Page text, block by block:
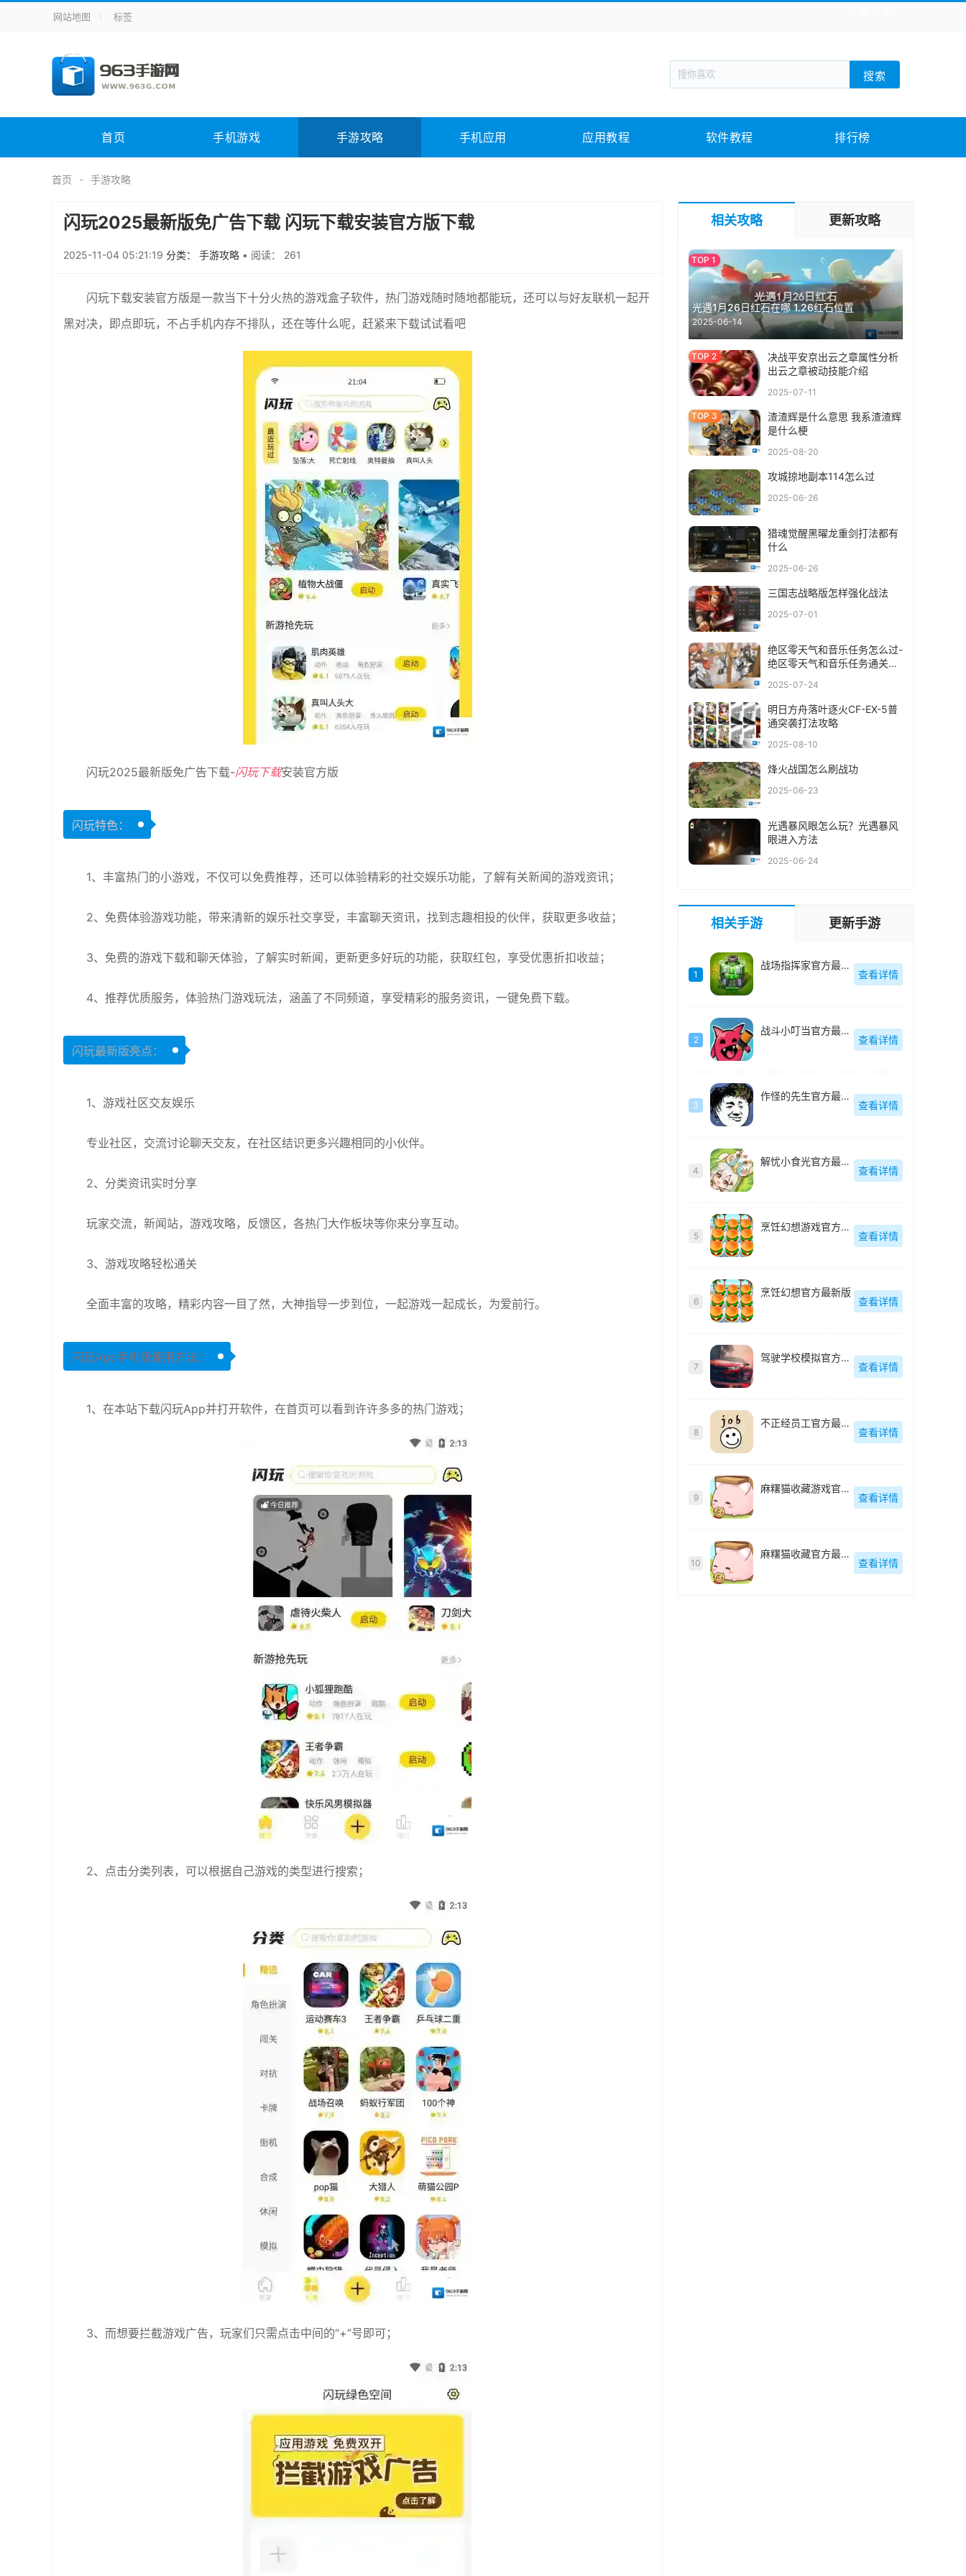
手机应用 新闻阅读 旅游出行 生活实用
手机游戏 体育竞技 战棋游戏 枪战射击 模拟经营
电脑软件 其它类别 图形软件 安全相关 应用软件 影音软件 插件下载 教育教学 游戏娱乐 系统软件 素材下载
未分类 综合其它
网站地图 标签
搜索
首页 手机游戏 手游攻略 手机应用 应用教程 软件教程 排行榜
首页 手游攻略
闪玩2025最新版免广告下载 闪玩下载安装官方版下载
2025-11-04 05:21:19 分类： 手游攻略 • 阅读： 261
闪玩下载安装官方版是一款当下十分火热的游戏盒子软件，热门游戏随时随地都能玩，还可以与好友联机一起开
黑对决，即点即玩，不占手机内存不排队，还在等什么呢，赶紧来下载试试看吧
闪玩2025最新版免广告下载-闪玩下载安装官方版
闪玩特色：
1、丰富热门的小游戏，不仅可以免费推荐，还可以体验精彩的社交娱乐功能，了解有关新闻的游戏资讯；
2、免费体验游戏功能，带来清新的娱乐社交享受，丰富聊天资讯，找到志趣相投的伙伴，获取更多收益；
3、免费的游戏下载和聊天体验，了解实时新闻，更新更多好玩的功能，获取红包，享受优惠折扣收益；
4、推荐优质服务，体验热门游戏玩法，涵盖了不同频道，享受精彩的服务资讯，一键免费下载。
闪玩最新版亮点：
1、游戏社区交友娱乐
专业社区，交流讨论聊天交友，在社区结识更多兴趣相同的小伙伴。
2、分类资讯实时分享
玩家交流，新闻站，游戏攻略，反馈区，各热门大作板块等你来分享互动。
3、游戏攻略轻松通关
全面丰富的攻略，精彩内容一目了然，大神指导一步到位，一起游戏一起成长，为爱前行。
闪玩App手机版使用方法：
1、在本站下载闪玩App并打开软件，在首页可以看到许许多多的热门游戏；
2、点击分类列表，可以根据自己游戏的类型进行搜索；
3、而想要拦截游戏广告，玩家们只需点击中间的“+”号即可；
相关攻略 更新攻略
光遇1月26日红石在哪 1.26红石位置
2025-06-14
决战平安京出云之章属性分析
出云之章被动技能介绍
2025-07-11
渣渣辉是什么意思 我系渣渣辉
是什么梗
2025-08-20
攻城掠地副本114怎么过
2025-06-26
猎魂觉醒黑曜龙重剑打法都有
什么
2025-06-26
三国志战略版怎样强化战法
2025-07-01
绝区零天气和音乐任务怎么过-
绝区零天气和音乐任务通关攻
2025-07-24
明日方舟落叶逐火CF-EX-5普
通突袭打法攻略
2025-08-10
烽火战国怎么刷战功
2025-06-23
光遇暴风眼怎么玩？光遇暴风
眼进入方法
2025-06-24
相关手游 更新手游
1
战场指挥家官方最新版
查看详情
2
战斗小叮当官方最新版
查看详情
3
作怪的先生官方最新版
查看详情
4
解忧小食光官方最新版
查看详情
5
烹饪幻想游戏官方最新版
查看详情
6
烹饪幻想官方最新版
查看详情
7
驾驶学校模拟官方最新版
查看详情
8
不正经员工官方最新版
查看详情
9
麻糬猫收藏游戏官方最新版
查看详情
10
麻糬猫收藏官方最新版
查看详情